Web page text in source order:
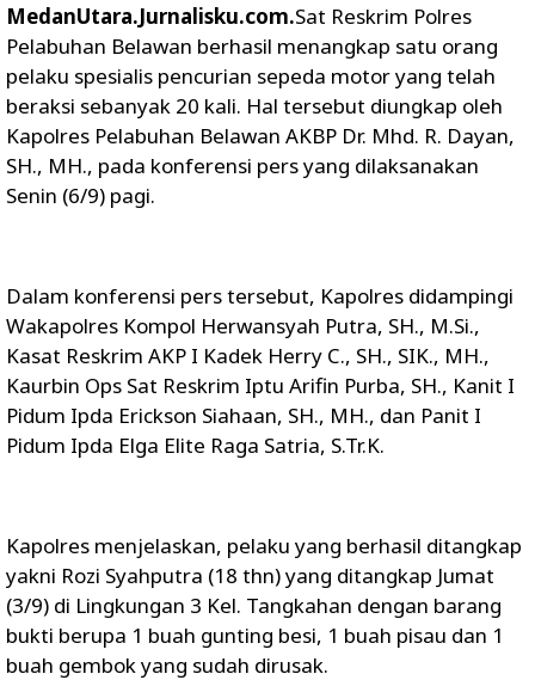
MedanUtara.Jurnalisku.com.Sat Reskrim Polres
Pelabuhan Belawan berhasil menangkap satu orang
pelaku spesialis pencurian sepeda motor yang telah
beraksi sebanyak 20 kali. Hal tersebut diungkap oleh
Kapolres Pelabuhan Belawan AKBP Dr. Mhd. R. Dayan,
SH., MH., pada konferensi pers yang dilaksanakan
Senin (6/9) pagi.
Dalam konferensi pers tersebut, Kapolres didampingi
Wakapolres Kompol Herwansyah Putra, SH., M.Si.,
Kasat Reskrim AKP I Kadek Herry C., SH., SIK., MH.,
Kaurbin Ops Sat Reskrim Iptu Arifin Purba, SH., Kanit I
Pidum Ipda Erickson Siahaan, SH., MH., dan Panit I
Pidum Ipda Elga Elite Raga Satria, S.Tr.K.
Kapolres menjelaskan, pelaku yang berhasil ditangkap
yakni Rozi Syahputra (18 thn) yang ditangkap Jumat
(3/9) di Lingkungan 3 Kel. Tangkahan dengan barang
bukti berupa 1 buah gunting besi, 1 buah pisau dan 1
buah gembok yang sudah dirusak.